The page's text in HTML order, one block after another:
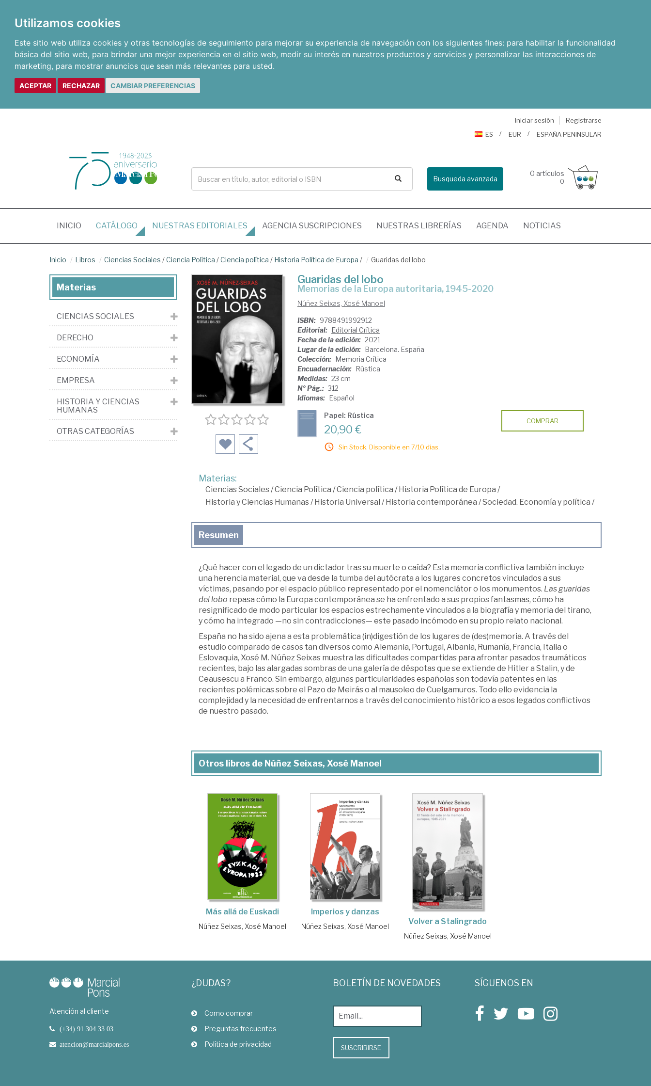
Utilizamos cookies
Este sitio web utiliza cookies y otras tecnologías de seguimiento para mejorar su experiencia de navegación con los siguientes fines: para habilitar la funcionalidad
básica del sitio web, para brindar una mejor experiencia en el sitio web, medir su interés en nuestros productos y servicios y personalizar las interacciones de
marketing, para mostrar anuncios que sean más relevantes para usted.
ACEPTAR RECHAZAR CAMBIAR PREFERENCIAS
Iniciar sesión
Registrarse
ES
EUR ESPAÑA PENINSULAR
Busqueda avanzada
0 artículos
0
INICIO (CURRENT)
CATÁLOGO NUESTRAS EDITORIALES AGENCIA SUSCRIPCIONES NUESTRAS LIBRERÍAS AGENDA NOTICIAS
Inicio Libros Ciencias Sociales /Ciencia Política /Ciencia política / Historia Política de Europa / Guaridas del lobo
Guaridas del lobo
memorias de la Europa autoritaria, 1945-2020
Núñez Seixas, Xosé Manoel
ISBN: 9788491992912
Editorial: Editorial Crítica
Fecha de la edición: 2021
Lugar de la edición: Barcelona. España
Colección: Memoria Crítica
Encuadernación: Rústica
Medidas: 23 cm
Nº Pág.: 312
Idiomas: Español
Papel: Rústica
20,90 €
Sin Stock. Disponible en 7/10 días.
COMPRAR
Materias:
Ciencias Sociales/Ciencia Política /Ciencia política /Historia Política de Europa /
Historia y Ciencias Humanas/Historia Universal /Historia contemporánea /Sociedad. Economía y política /
Resumen
¿Qué hacer con el legado de un dictador tras su muerte o caída? Esta memoria conflictiva también incluye
una herencia material, que va desde la tumba del autócrata a los lugares concretos vinculados a sus
víctimas, pasando por el espacio público representado por el nomenclátor o los monumentos. Las guaridas
del lobo repasa cómo la Europa contemporánea se ha enfrentado a sus propios fantasmas, cómo ha
resignificado de modo particular los espacios estrechamente vinculados a la biografía y memoria del tirano,
y cómo ha integrado —no sin contradicciones— este pasado incómodo en su propio relato nacional.
España no ha sido ajena a esta problemática (in)digestión de los lugares de (des)memoria. A través del
estudio comparado de casos tan diversos como Alemania, Portugal, Albania, Rumanía, Francia, Italia o
Eslovaquia, Xosé M. Núñez Seixas muestra las dificultades compartidas para afrontar pasados traumáticos
recientes, bajo las alargadas sombras de una galería de déspotas que se extiende de Hitler a Stalin, y de
Ceausescu a Franco. Sin embargo, algunas particularidades españolas son todavía patentes en las
recientes polémicas sobre el Pazo de Meirás o al mausoleo de Cuelgamuros. Todo ello evidencia la
complejidad y la necesidad de enfrentarnos a través del conocimiento histórico a esos legados conflictivos
de nuestro pasado.
Otros libros de Núñez Seixas, Xosé Manoel
Más allá de Euskadi
Núñez Seixas, Xosé Manoel
Imperios y danzas
Núñez Seixas, Xosé Manoel
Volver a Stalingrado
Núñez Seixas, Xosé Manoel
Materias
CIENCIAS SOCIALES
DERECHO
ECONOMÍA
EMPRESA
HISTORIA Y CIENCIAS
HUMANAS
OTRAS CATEGORÍAS
Atención al cliente
(+34) 91 304 33 03
atencion@marcialpons.es
¿DUDAS?
Como comprar
Preguntas frecuentes
Política de privacidad
BOLETÍN DE NOVEDADES
SUSCRIBIRSE
SÍGUENOS EN